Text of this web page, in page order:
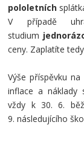
pololetních
V případě
studium
ceny. Zaplatíte tedy
Výše příspěvku
inflace a náklady
vždy k 30. 6.
9. následujícího